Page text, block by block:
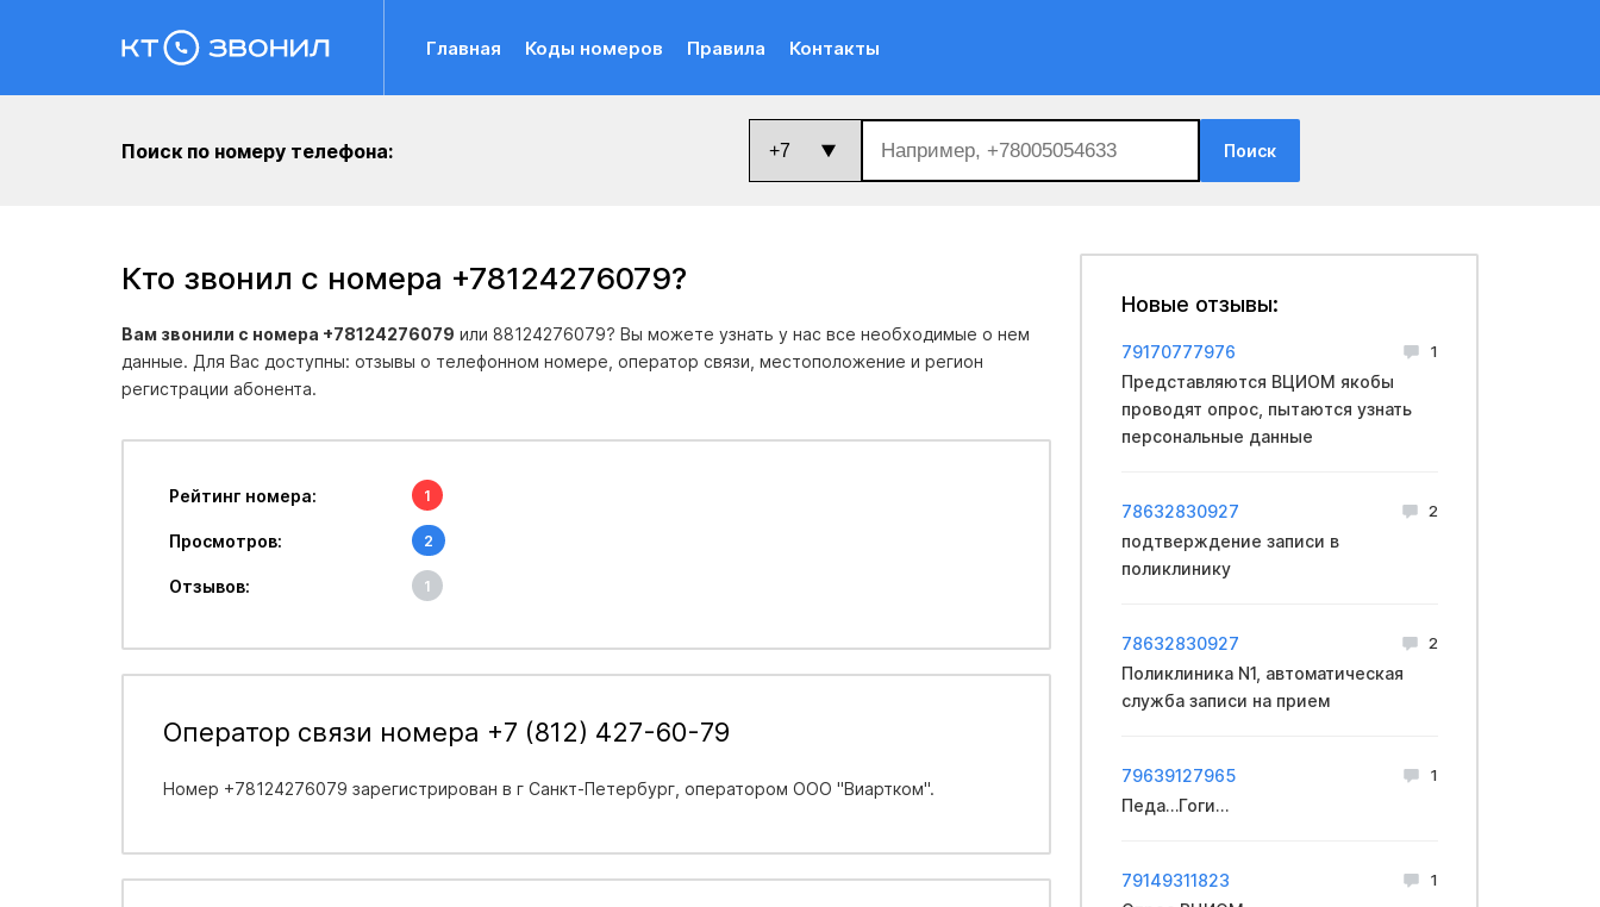
Главная Коды номеров Правила Контакты
Поиск по номеру телефона: Поиск
Кто звонил с номера +78124276079?
Вам звонили с номера +78124276079 или 88124276079? Вы можете узнать у нас все необходимые о нем
данные. Для Вас доступны: отзывы о телефонном номере, оператор связи, местоположение и регион
регистрации абонента.
Рейтинг номера: 1
Просмотров: 2
Отзывов: 1
Оператор связи номера +7 (812) 427-60-79
Номер +78124276079 зарегистрирован в г Санкт-Петербург, оператором ООО "Виартком".
Новые отзывы:
79170777976 1
Представляются ВЦИОМ якобы
проводят опрос, пытаются узнать
персональные данные
78632830927 2
подтверждение записи в
поликлинику
78632830927 2
Поликлиника N1, автоматическая
служба записи на прием
79639127965 1
Педа…Гоги…
79149311823 1